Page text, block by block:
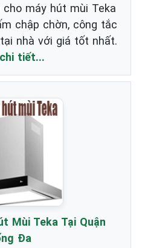
máy hút mùi Teka
chập chờn, công tắc
nhà với giá tốt nhất.
tiết...
Mùi Teka Tại Quận
Đa